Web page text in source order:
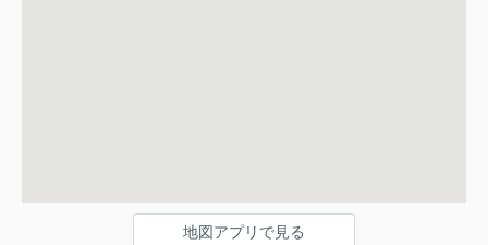
地図アプリで見る